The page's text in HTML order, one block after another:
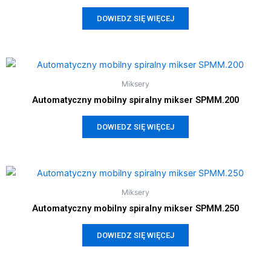
DOWIEDZ SIĘ WIĘCEJ
Miksery
Automatyczny mobilny spiralny mikser SPMM.200
DOWIEDZ SIĘ WIĘCEJ
Miksery
Automatyczny mobilny spiralny mikser SPMM.250
DOWIEDZ SIĘ WIĘCEJ